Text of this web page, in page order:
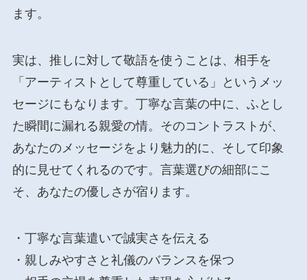
ます。
実は、推しに対して敬語を使うことは、相手を
「アーティストとして尊重している」というメッ
セージにもなります。丁寧な言葉の中に、ふとし
た瞬間に漏れる親愛の情。そのコントラストが、
あなたのメッセージをより魅力的に、そして印象
的に見せてくれるのです。言葉選びの細部にこ
そ、あなたの優しさが宿ります。
・丁寧な言葉遣いで誠実さを伝える
・親しみやすさと礼儀のバランスを保つ